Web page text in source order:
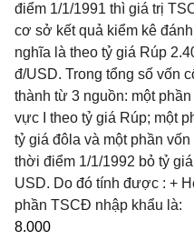
điểm 1/1/1991 thì giá trị
cơ sở kết quả kiểm kê
nghĩa là theo tỷ giá Rúp
đ/USD. Trong tổng số vốn
thành từ 3 nguồn: một
vực I theo tỷ giá Rúp; một
tỷ giá đôla và một phần
thời điểm 1/1/1992 bỏ tỷ
USD. Do đó tính được : +
phần TSCĐ nhập khẩu là:
8.000